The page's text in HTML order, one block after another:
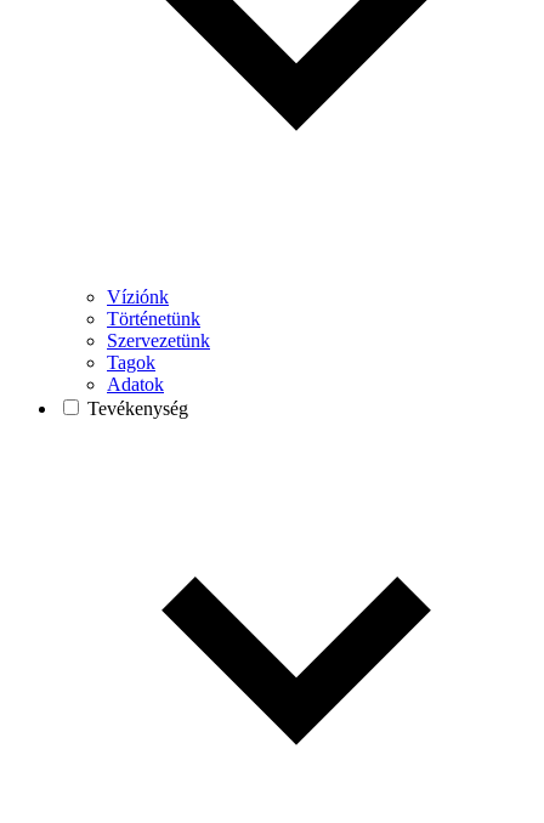
Víziónk
Történetünk
Szervezetünk
Tagok
Adatok
Tevékenység